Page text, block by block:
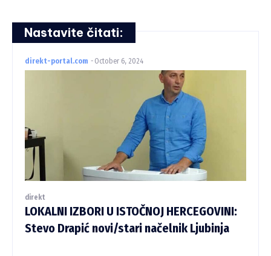
Nastavite čitati:
direkt-portal.com - October 6, 2024
direkt
LOKALNI IZBORI U ISTOČNOJ HERCEGOVINI:
Stevo Drapić novi/stari načelnik Ljubinja